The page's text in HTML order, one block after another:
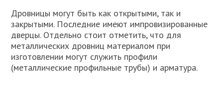
Дровницы могут быть как открытыми, так и
закрытыми. Последние имеют импровизированные
дверцы. Отдельно стоит отметить, что для
металлических дровниц материалом при
изготовлении могут служить профили
(металлические профильные трубы) и арматура.